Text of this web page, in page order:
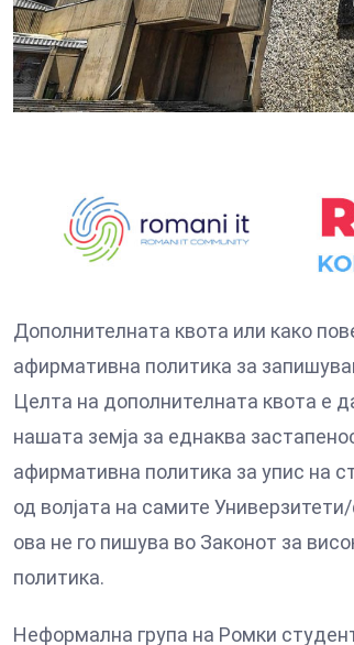
Дополнителната квота или како
афирмативна политика за
Целта на дополнителната квота е
нашата земја за еднаква
афирмативна политика за упис на
од волјата на самите
ова не го пишува во Законот за
политика.
Неформална група на Ромки